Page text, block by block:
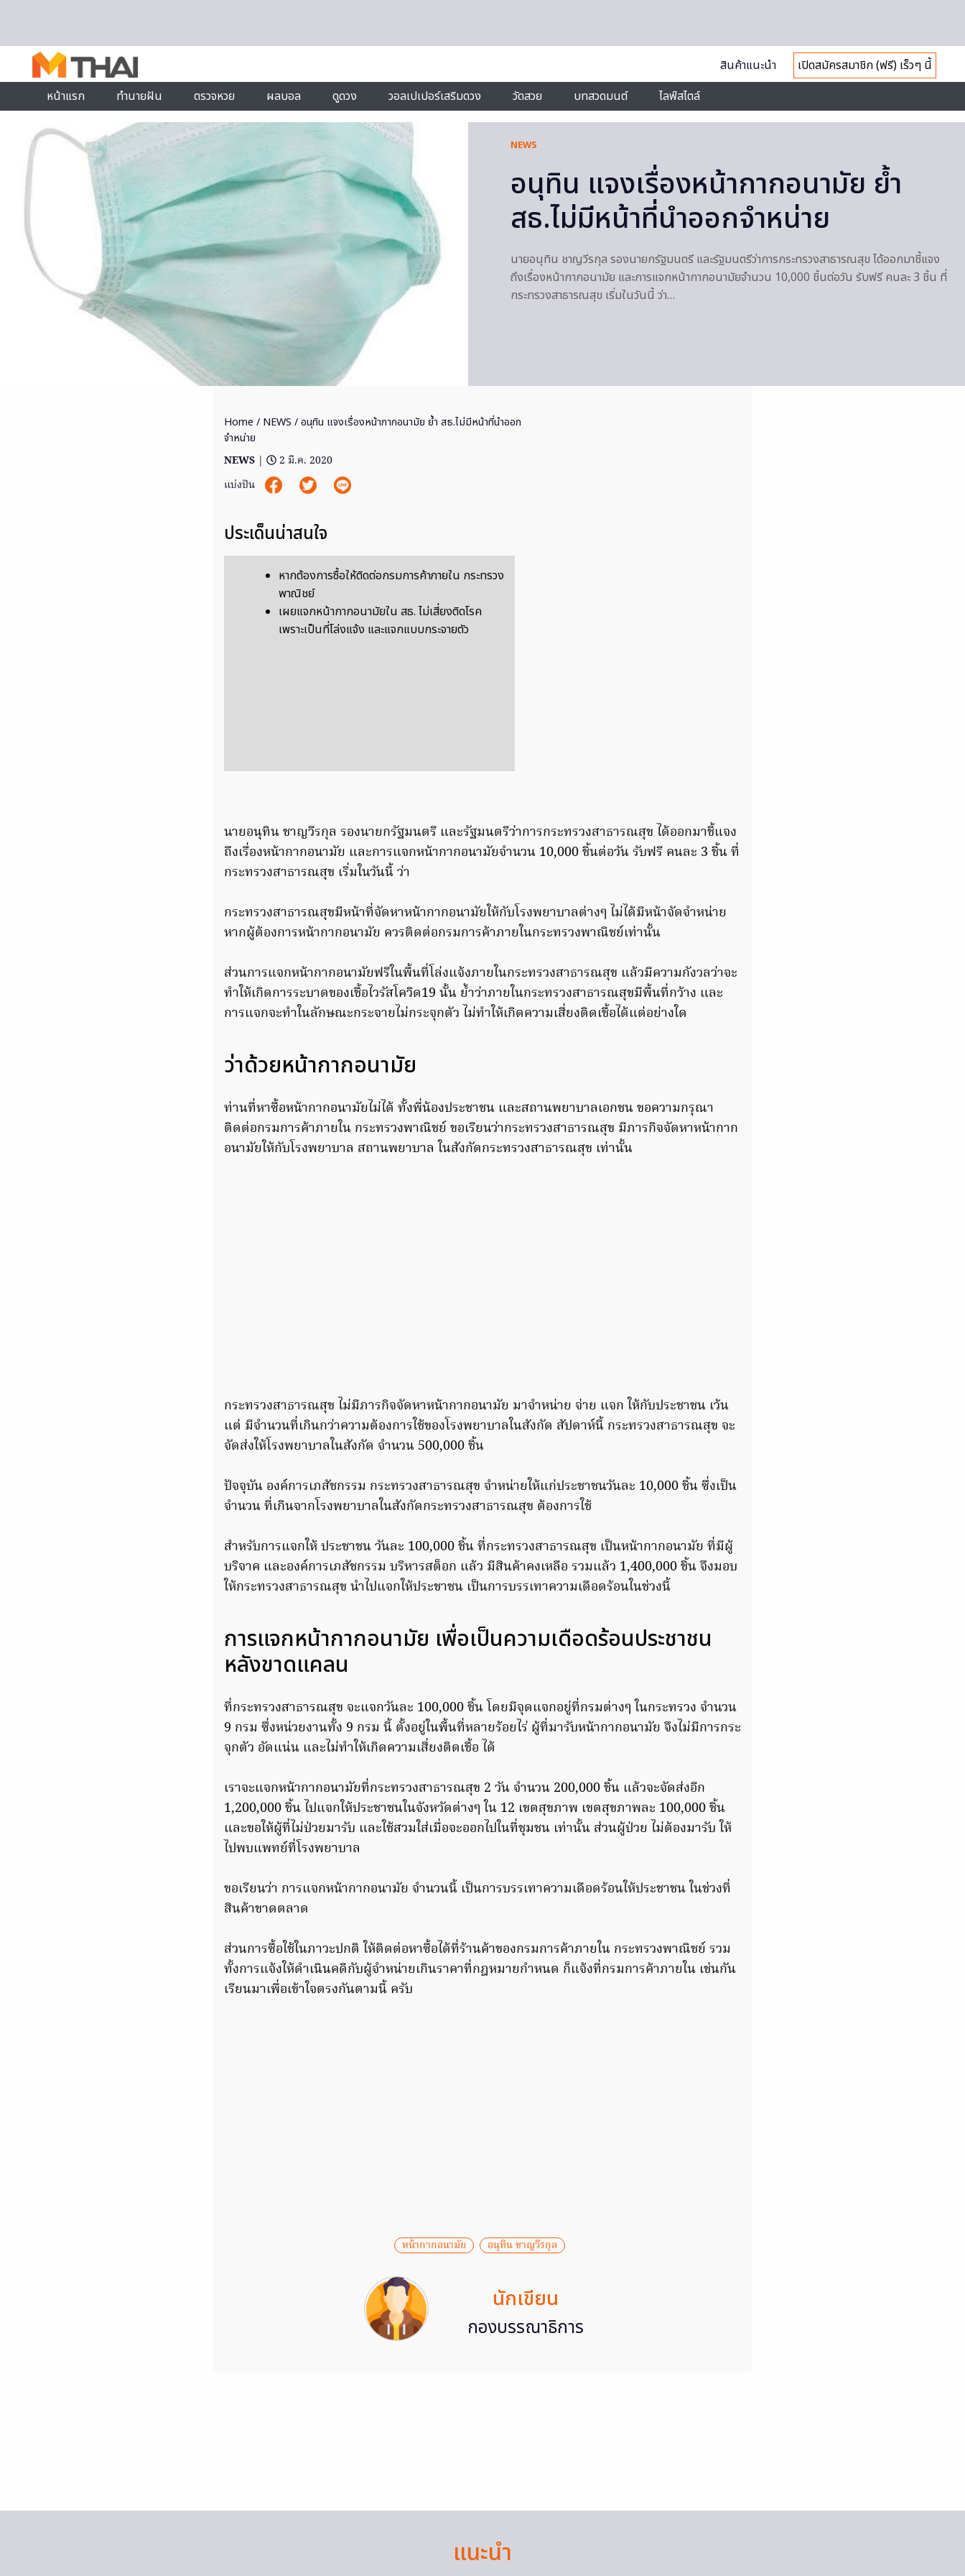
สินค้าแนะนำ
เปิดสมัครสมาชิก (ฟรี) เร็วๆ นี้
หน้าแรก
ทำนายฝัน ตรวจหวย ผลบอล ดูดวง วอลเปเปอร์เสริมดวง วัดสวย บทสวดมนต์ ไลฟ์สไตล์
NEWS
อนุทิน แจงเรื่องหน้ากากอนามัย ย้ำ
สธ.ไม่มีหน้าที่นำออกจำหน่าย
นายอนุทิน ชาญวีรกุล รองนายกรัฐมนตรี และรัฐมนตรีว่าการกระทรวงสาธารณสุข ได้ออกมาชี้แจง
ถึงเรื่องหน้ากากอนามัย และการแจกหน้ากากอนามัยจำนวน 10,000 ชิ้นต่อวัน รับฟรี คนละ 3 ชิ้น ที่
กระทรวงสาธารณสุข เริ่มในวันนี้ ว่า…
Home / NEWS / อนุทิน แจงเรื่องหน้ากากอนามัย ย้ำ สธ.ไม่มีหน้าที่นำออก
จำหน่าย
NEWS |
2 มี.ค. 2020
แบ่งปัน
ประเด็นน่าสนใจ
หากต้องการซื้อให้ติดต่อกรมการค้าภายใน กระทรวง
พาณิชย์
เผยแจกหน้ากากอนามัยใน สธ. ไม่เสี่ยงติดโรค
เพราะเป็นที่โล่งแจ้ง และแจกแบบกระจายตัว
นายอนุทิน ชาญวีรกุล รองนายกรัฐมนตรี และรัฐมนตรีว่าการกระทรวงสาธารณสุข ได้ออกมาชี้แจง
ถึงเรื่องหน้ากากอนามัย และการแจกหน้ากากอนามัยจำนวน 10,000 ชิ้นต่อวัน รับฟรี คนละ 3 ชิ้น ที่
กระทรวงสาธารณสุข เริ่มในวันนี้ ว่า
กระทรวงสาธารณสุขมีหน้าที่จัดหาหน้ากากอนามัยให้กับโรงพยาบาลต่างๆ ไม่ได้มีหน้าจัดจำหน่าย
หากผู้ต้องการหน้ากากอนามัย ควรติดต่อกรมการค้าภายในกระทรวงพาณิชย์เท่านั้น
ส่วนการแจกหน้ากากอนามัยฟรีในพื้นที่โล่งแจ้งภายในกระทรวงสาธารณสุข แล้วมีความกังวลว่าจะ
ทำให้เกิดการระบาดของเชื้อไวรัสโควิด19 นั้น ย้ำว่าภายในกระทรวงสาธารณสุขมีพื้นที่กว้าง และ
การแจกจะทำในลักษณะกระจายไม่กระจุกตัว ไม่ทำให้เกิดความเสี่ยงติดเชื้อได้แต่อย่างใด
ว่าด้วยหน้ากากอนามัย
ท่านที่หาซื้อหน้ากากอนามัยไม่ได้ ทั้งพี่น้องประชาชน และสถานพยาบาลเอกชน ขอความกรุณา
ติดต่อกรมการค้าภายใน กระทรวงพาณิชย์ ขอเรียนว่ากระทรวงสาธารณสุข มีภารกิจจัดหาหน้ากาก
อนามัยให้กับโรงพยาบาล สถานพยาบาล ในสังกัดกระทรวงสาธารณสุข เท่านั้น
กระทรวงสาธารณสุข ไม่มีภารกิจจัดหาหน้ากากอนามัย มาจำหน่าย จ่าย แจก ให้กับประชาชน เว้น
แต่ มีจำนวนที่เกินกว่าความต้องการใช้ของโรงพยาบาลในสังกัด สัปดาห์นี้ กระทรวงสาธารณสุข จะ
จัดส่งให้โรงพยาบาลในสังกัด จำนวน 500,000 ชิ้น
ปัจจุบัน องค์การเภสัชกรรม กระทรวงสาธารณสุข จำหน่ายให้แก่ประชาชนวันละ 10,000 ชิ้น ซึ่งเป็น
จำนวน ที่เกินจากโรงพยาบาลในสังกัดกระทรวงสาธารณสุข ต้องการใช้
สำหรับการแจกให้ ประชาชน วันละ 100,000 ชิ้น ที่กระทรวงสาธารณสุข เป็นหน้ากากอนามัย ที่มีผู้
บริจาค และองค์การเภสัชกรรม บริหารสต็อก แล้ว มีสินค้าคงเหลือ รวมแล้ว 1,400,000 ชิ้น จึงมอบ
ให้กระทรวงสาธารณสุข นำไปแจกให้ประชาชน เป็นการบรรเทาความเดือดร้อนในช่วงนี้
การแจกหน้ากากอนามัย เพื่อเป็นความเดือดร้อนประชาชน
หลังขาดแคลน
ที่กระทรวงสาธารณสุข จะแจกวันละ 100,000 ชิ้น โดยมีจุดแจกอยู่ที่กรมต่างๆ ในกระทรวง จำนวน
9 กรม ซึ่งหน่วยงานทั้ง 9 กรม นี้ ตั้งอยู่ในพื้นที่หลายร้อยไร่ ผู้ที่มารับหน้ากากอนามัย จึงไม่มีการกระ
จุกตัว อัดแน่น และไม่ทำให้เกิดความเสี่ยงติดเชื้อ ได้
เราจะแจกหน้ากากอนามัยที่กระทรวงสาธารณสุข 2 วัน จำนวน 200,000 ชิ้น แล้วจะจัดส่งอีก
1,200,000 ชิ้น ไปแจกให้ประชาชนในจังหวัดต่างๆ ใน 12 เขตสุขภาพ เขตสุขภาพละ 100,000 ชิ้น
และขอให้ผู้ที่ไม่ป่วยมารับ และใช้สวมใส่เมื่อจะออกไปในที่ชุมชน เท่านั้น ส่วนผู้ป่วย ไม่ต้องมารับ ให้
ไปพบแพทย์ที่โรงพยาบาล
ขอเรียนว่า การแจกหน้ากากอนามัย จำนวนนี้ เป็นการบรรเทาความเดือดร้อนให้ประชาชน ในช่วงที่
สินค้าขาดตลาด
ส่วนการซื้อใช้ในภาวะปกติ ให้ติดต่อหาซื้อได้ที่ร้านค้าของกรมการค้าภายใน กระทรวงพาณิชย์ รวม
ทั้งการแจ้งให้ดำเนินคดีกับผู้จำหน่ายเกินราคาที่กฎหมายกำหนด ก็แจ้งที่กรมการค้าภายใน เช่นกัน
เรียนมาเพื่อเข้าใจตรงกันตามนี้ ครับ
หน้ากากอนามัย อนุทิน ชาญวีรกุล
นักเขียน
กองบรรณาธิการ
แนะนำ